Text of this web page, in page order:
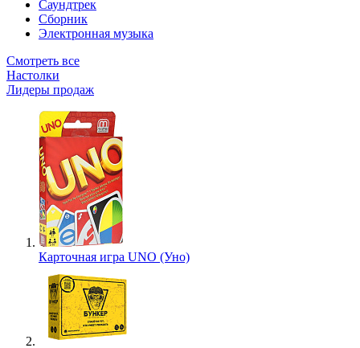
Саундтрек
Сборник
Электронная музыка
Смотреть все
Настолки
Лидеры продаж
Карточная игра UNO (Уно)